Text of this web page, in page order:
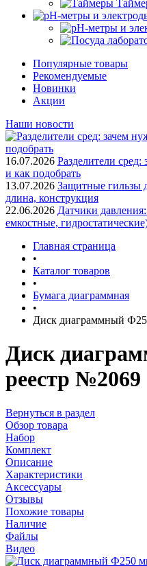
Популярные товары
Рекомендуемые
Новинки
Акции
Наши новости
16.07.2026 Разделители
и как подобрать
13.07.2026 Защитные гильзы
длина, конструкция
22.06.2026 Датчики
емкостные,
Главная страница
•
Каталог товаров
•
Бумага диаграммная
•
Диск диаграммный
Диск
реестр №2069
Вернуться в раздел
Обзор товара
Набор
Комплект
Описание
Характеристики
Аксессуары
Отзывы
Похожие товары
Наличие
Файлы
Видео